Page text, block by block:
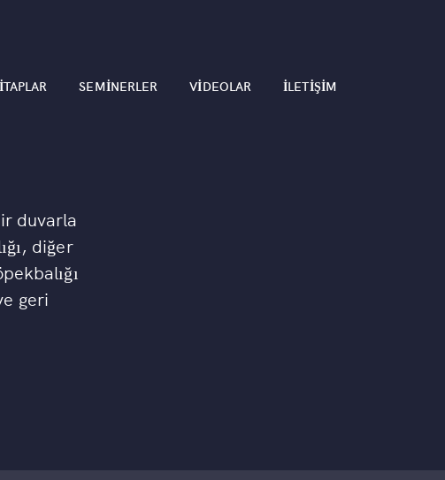
SEMINERLER VIDEOLAR İLETIŞIM
duvarla
diğer
geri